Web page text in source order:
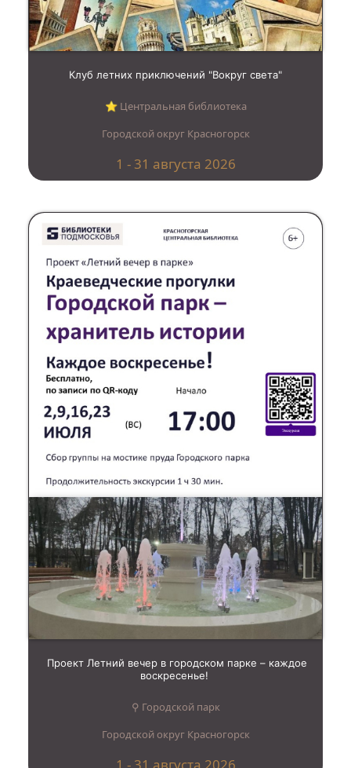
Клуб летних приключений "Вокруг света"
⭐︎ Центральная библиотека
Городской округ Красногорск
1 - 31 августа 2026
Проект Летний вечер в городском парке – каждое
воскресенье!
⚲ Городской парк
Городской округ Красногорск
1 - 31 августа 2026